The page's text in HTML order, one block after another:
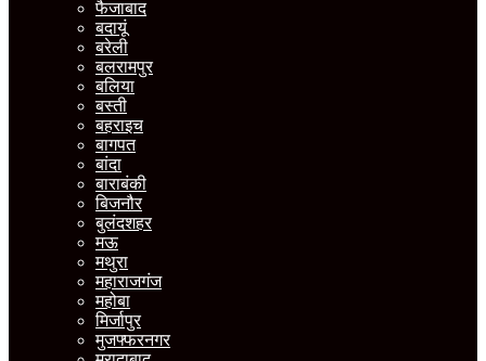
फैजाबाद
बदायूं
बरेली
बलरामपुर
बलिया
बस्ती
बहराइच
बागपत
बांदा
बाराबंकी
बिजनौर
बुलंदशहर
मऊ
मथुरा
महाराजगंज
महोबा
मिर्जापुर
मुजफ्फरनगर